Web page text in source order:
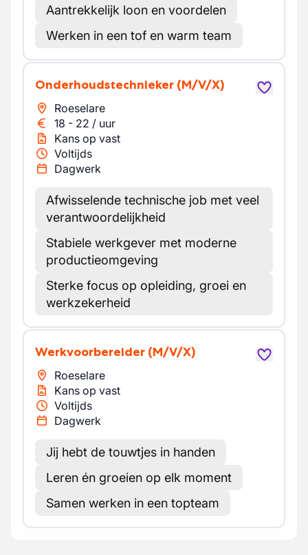
Aantrekkelijk loon en voordelen
Werken in een tof en warm team
Onderhoudstechnieker (M/V/X)
Roeselare
18 - 22 / uur
Kans op vast
Voltijds
Dagwerk
Afwisselende technische job met veel
verantwoordelijkheid
Stabiele werkgever met moderne
productieomgeving
Sterke focus op opleiding, groei en
werkzekerheid
Werkvoorbereider (M/V/X)
Roeselare
Kans op vast
Voltijds
Dagwerk
Jij hebt de touwtjes in handen
Leren én groeien op elk moment
Samen werken in een topteam